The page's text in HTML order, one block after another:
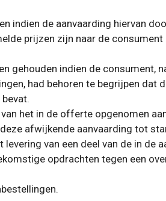
indien de aanvaarding hiervan
prijzen zijn naar de
gehouden indien de consument,
had behoren te begrijpen dat
het in de offerte opgenomen
afwijkende aanvaarding tot
van een deel van de in de
opdrachten tegen een